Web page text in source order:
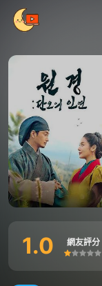
1.0 網友評分
很差較差還行
推薦
力薦